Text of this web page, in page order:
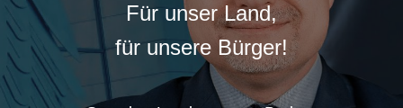
Für unser Land,
für unsere Bürger!